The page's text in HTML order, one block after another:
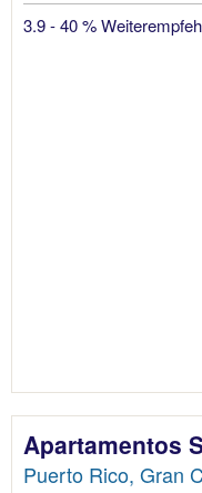
3.9 - 40 %
Apartamentos
Puerto Rico, Gran